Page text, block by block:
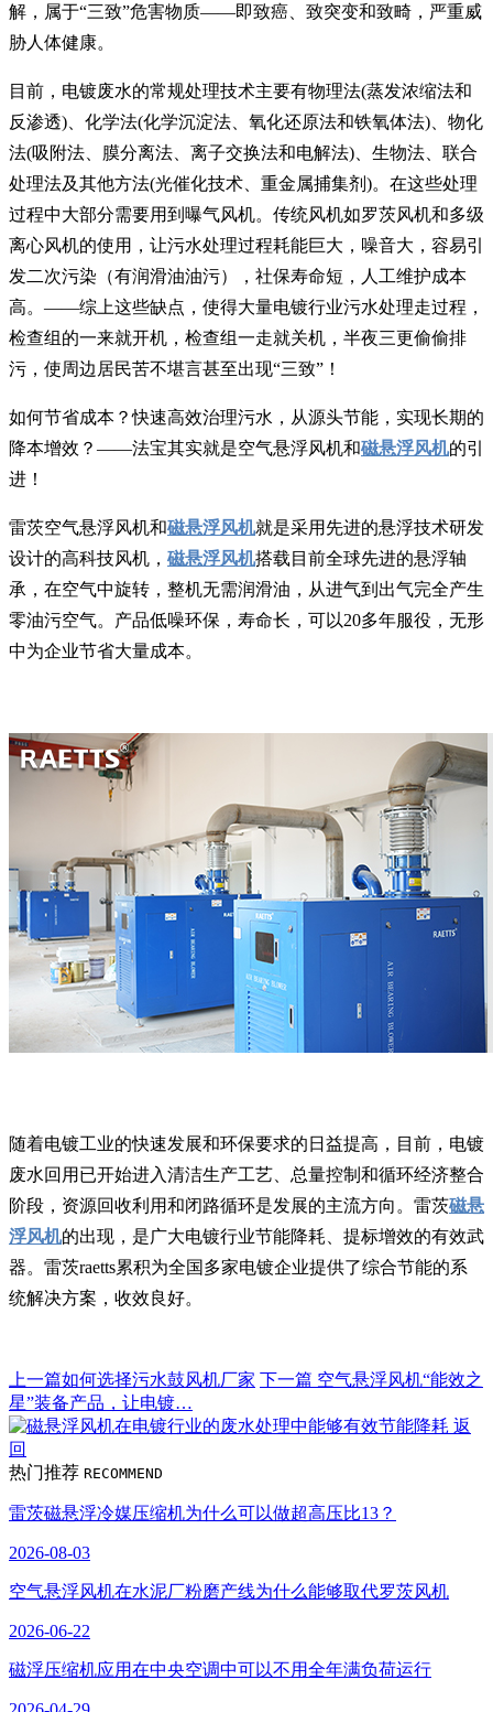
解，属于“三致”危害物质——即致癌、致突变和致畸，严重威
胁人体健康。
目前，电镀废水的常规处理技术主要有物理法(蒸发浓缩法和
反渗透)、化学法(化学沉淀法、氧化还原法和铁氧体法)、物化
法(吸附法、膜分离法、离子交换法和电解法)、生物法、联合
处理法及其他方法(光催化技术、重金属捕集剂)。在这些处理
过程中大部分需要用到曝气风机。传统风机如罗茨风机和多级
离心风机的使用，让污水处理过程耗能巨大，噪音大，容易引
发二次污染（有润滑油油污），社保寿命短，人工维护成本
高。——综上这些缺点，使得大量电镀行业污水处理走过程，
检查组的一来就开机，检查组一走就关机，半夜三更偷偷排
污，使周边居民苦不堪言甚至出现“三致”！
如何节省成本？快速高效治理污水，从源头节能，实现长期的
降本增效？——法宝其实就是空气悬浮风机和磁悬浮风机的引
进！
雷茨空气悬浮风机和磁悬浮风机就是采用先进的悬浮技术研发
设计的高科技风机， 磁悬浮风机搭载目前全球先进的悬浮轴
承，在空气中旋转，整机无需润滑油，从进气到出气完全产生
零油污空气。产品低噪环保，寿命长，可以20多年服役，无形
中为企业节省大量成本。
随着电镀工业的快速发展和环保要求的日益提高，目前，电镀
废水回用已开始进入清洁生产工艺、总量控制和循环经济整合
阶段，资源回收利用和闭路循环是发展的主流方向。雷茨磁悬
浮风机的出现，是广大电镀行业节能降耗、提标增效的有效武
器。雷茨raetts累积为全国多家电镀企业提供了综合节能的系
统解决方案，收效良好。
上一篇如何选择污水鼓风机厂家 下一篇 空气悬浮风机“能效之
星”装备产品，让电镀…
返
回
热门推荐 RECOMMEND
雷茨磁悬浮冷媒压缩机为什么可以做超高压比13？
2026-08-03
空气悬浮风机在水泥厂粉磨产线为什么能够取代罗茨风机
2026-06-22
磁浮压缩机应用在中央空调中可以不用全年满负荷运行